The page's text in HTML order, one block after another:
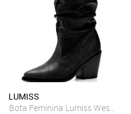
Casual Bico Quadrado Bridão
LUMISS
Bota Feminina Lumiss Western